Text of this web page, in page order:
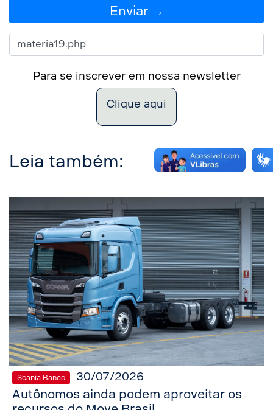
Enviar →
Para se inscrever em nossa newsletter
Clique aqui
Leia também:
Scania Banco 30/07/2026
Autônomos ainda podem aproveitar os